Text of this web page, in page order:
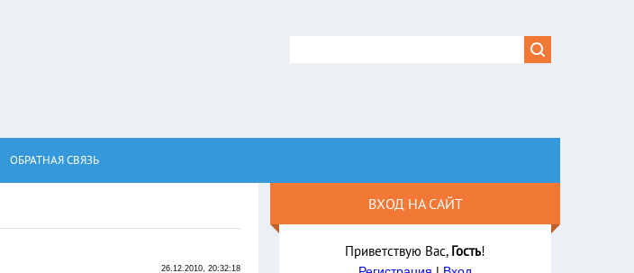
ОБРАТНАЯ СВЯЗЬ
26.12.2010, 20:32:18
ВХОД НА САЙТ
Приветствую Вас, Гость!